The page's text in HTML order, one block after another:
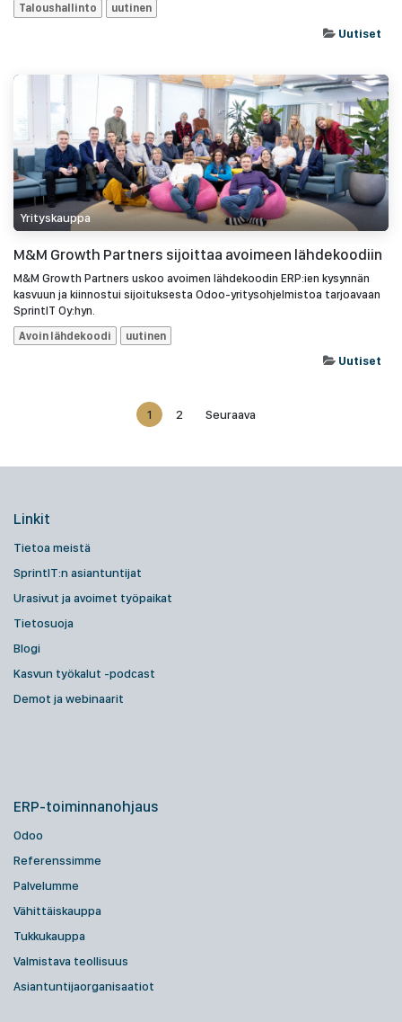
Taloushallinto
uutinen
Uutiset
Yrityskauppa
M&M Growth Partners sijoittaa avoimeen lähdekoodiin
M&M Growth Partners uskoo avoimen lähdekoodin ERP:ien kysynnän
kasvuun ja kiinnostui sijoituksesta Odoo-yritysohjelmistoa tarjoavaan
SprintIT Oy:hyn.
Avoin lähdekoodi
uutinen
Uutiset
1 2 Seuraava
Linkit
Tietoa meistä
SprintIT:n asiantuntijat
Urasivut ja avoimet työpaikat
Tietosuoja
Blogi
Kasvun työkalut -podcast
Demot ja webinaarit
ERP-toiminnanohjaus
Odoo
Referenssimme
Palvelumme
Vähittäiskauppa
Tukkukauppa
Valmistava teollisuus
Asiantuntijaorganisaatiot